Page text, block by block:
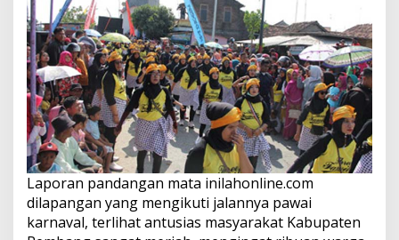
Laporan pandangan mata inilahonline.com
dilapangan yang mengikuti jalannya pawai
karnaval, terlihat antusias masyarakat Kabupaten